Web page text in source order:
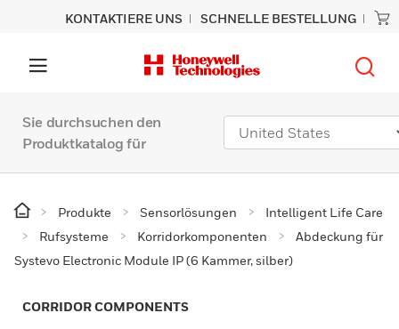
KONTAKTIERE UNS SCHNELLE BESTELLUNG
Sie durchsuchen den
Produktkatalog für
Produkte Sensorlösungen
Intelligent Life Care
Rufsysteme
Korridorkomponenten
Abdeckung für
Systevo Electronic Module IP (6 Kammer, silber)
CORRIDOR COMPONENTS